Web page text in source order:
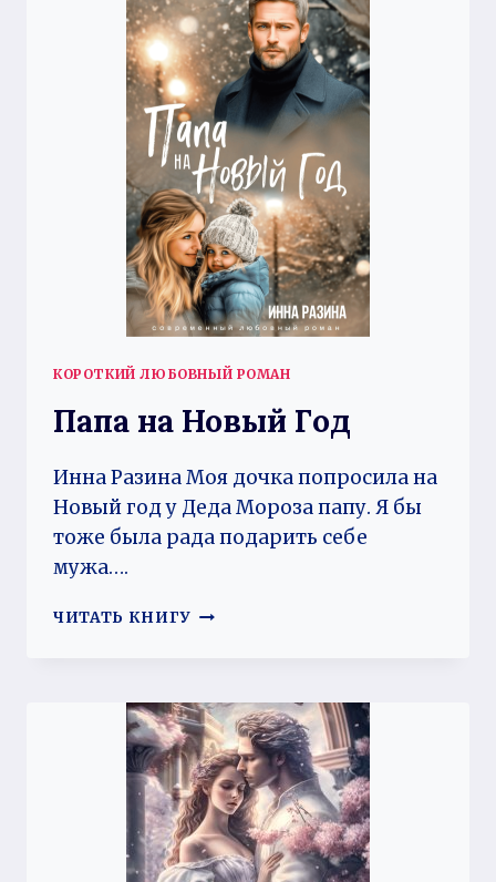
КОРОТКИЙ ЛЮБОВНЫЙ РОМАН
Папа на Новый Год
Инна Разина Моя дочка попросила на
Новый год у Деда Мороза папу. Я бы
тоже была рада подарить себе
мужа….
ЧИТАТЬ КНИГУ ПАПА